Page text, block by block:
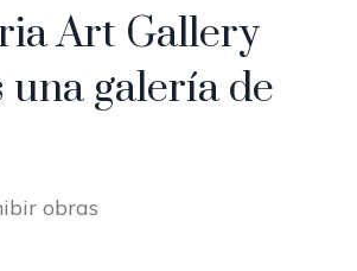
Art Gallery
una galería de
obras